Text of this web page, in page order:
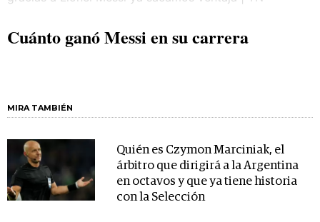
Cuánto ganó Messi en su carrera
MIRA TAMBIÉN
Quién es Czymon Marciniak, el
árbitro que dirigirá a la Argentina
en octavos y que ya tiene historia
con la Selección